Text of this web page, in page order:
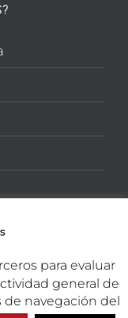
para evaluar
general de
de navegación del